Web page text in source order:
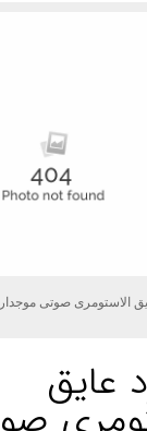
الاستومری صوتی
عایق